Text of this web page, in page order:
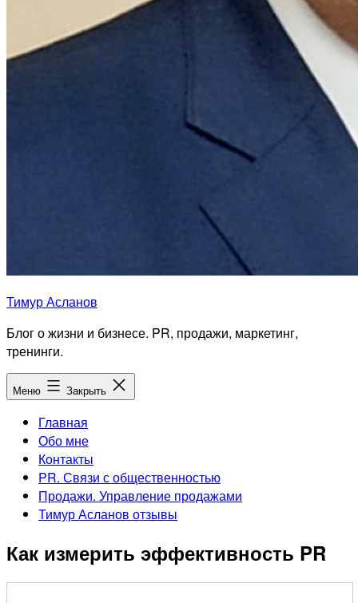
Тимур Асланов
Блог о жизни и бизнесе. PR, продажи, маркетинг,
тренинги.
Меню Закрыть
Главная
Обо мне
Контакты
PR. Связи с общественностью
Продажи. Управление продажами
Тимур Асланов отзывы
Как измерить эффективность PR